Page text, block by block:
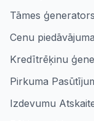
Tāmes ģenerators
Cenu
Kredītrēķinu
Pirkuma
Izdevumu